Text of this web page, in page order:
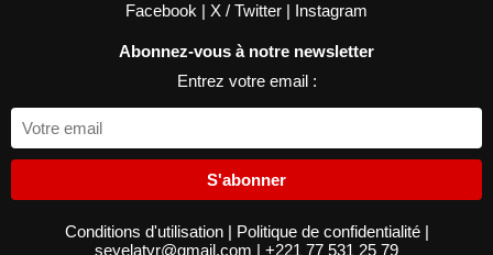
Facebook | X / Twitter | Instagram
Abonnez-vous à notre newsletter
Entrez votre email :
S'abonner
Conditions d'utilisation | Politique de confidentialité |
seyelatyr@gmail.com | +221 77 531 25 79